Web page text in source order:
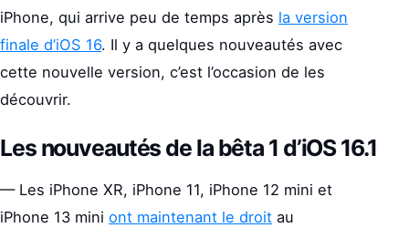
iPhone, qui arrive peu de temps après la version
finale d’iOS 16. Il y a quelques nouveautés avec
cette nouvelle version, c’est l’occasion de les
découvrir.
Les nouveautés de la bêta 1 d’iOS 16.1
— Les iPhone XR, iPhone 11, iPhone 12 mini et
iPhone 13 mini ont maintenant le droit au